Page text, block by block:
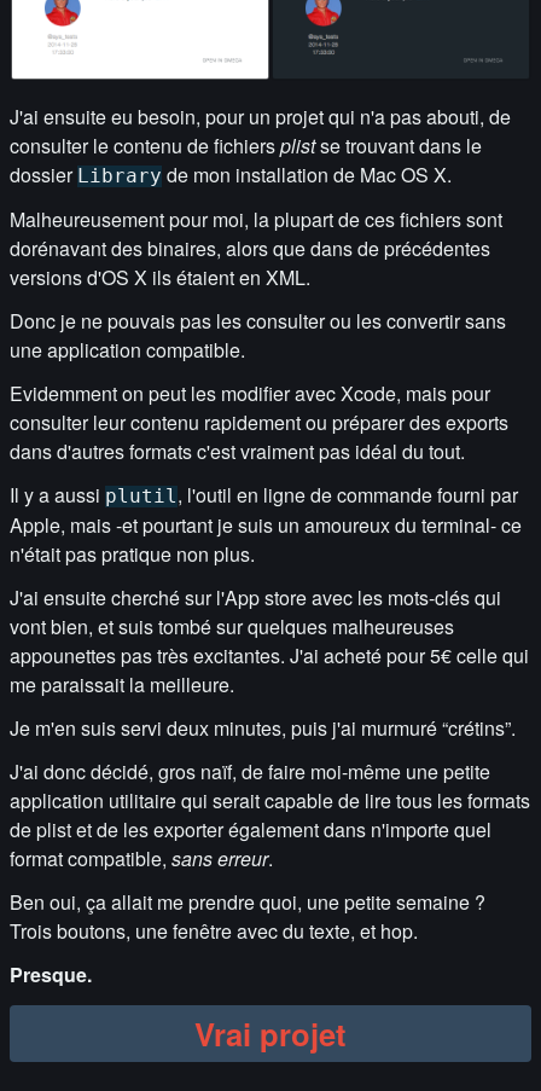
J'ai ensuite eu besoin, pour un projet qui n'a pas abouti, de
consulter le contenu de fichiersplistse trouvant dans le
dossier Library de mon installation de Mac OS X.
Malheureusement pour moi, la plupart de ces fichiers sont
dorénavant des binaires, alors que dans de précédentes
versions d'OS X ils étaient en XML.
Donc je ne pouvais pas les consulter ou les convertir sans
une application compatible.
Evidemment on peut les modifier avec Xcode, mais pour
consulter leur contenu rapidement ou préparer des exports
dans d'autres formats c'est vraiment pas idéal du tout.
Il y a aussi plutil, l'outil en ligne de commande fourni par
Apple, mais -et pourtant je suis un amoureux du terminal- ce
n'était pas pratique non plus.
J'ai ensuite cherché sur l'App store avec les mots-clés qui
vont bien, et suis tombé sur quelques malheureuses
appounettes pas très excitantes. J'ai acheté pour 5€ celle qui
me paraissait la meilleure.
Je m'en suis servi deux minutes, puis j'ai murmuré “crétins”.
J'ai donc décidé, gros naïf, de faire moi-même une petite
application utilitaire qui serait capable de lire tous les formats
de plist et de les exporter également dans n'importe quel
format compatible, sans erreur.
Ben oui, ça allait me prendre quoi, une petite semaine ?
Trois boutons, une fenêtre avec du texte, et hop.
Presque.
Vrai projet